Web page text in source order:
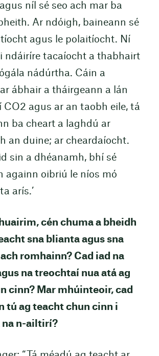
níl sé seo ach mar ba
Ar ndóigh, baineann sé
agus le polaitíocht. Ní
ndáiríre tacaíocht a thabhairt
nádúrtha. Cáin a
ábhair a tháirgeann a lán
CO2 agus ar an taobh eile, tá
ba cheart a laghdú ar
an duine; ar cheardaíocht.
sin a dhéanamh, bhí sé
againn oibriú le níos mó
arís.’
cén chuma a bheidh
sna blianta agus sna
romhainn? Cad iad na
na treochtaí nua atá ag
cinn? Mar mhúinteoir, cad
tú ag teacht chun cinn i
na n-ailtirí?